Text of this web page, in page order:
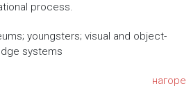
process.
youngsters; visual and object-
systems
нагоре